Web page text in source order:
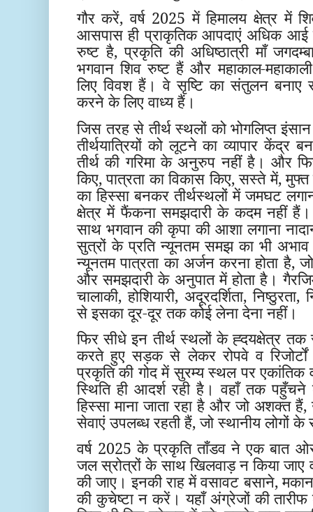
गौर करें, वर्ष 2025 में हिमालय क्षेत्र में
आसपास ही प्राकृतिक आपदाएं अधिक
रुष्ट है, प्रकृति की अधिष्ठात्री माँ
भगवान शिव रुष्ट हैं और महाकाल-
लिए विवश हैं। वे सृष्टि का संतुलन
करने के लिए वाध्य हैं।
जिस तरह से तीर्थ स्थलों को भोगलिप्त
तीर्थयात्रियों को लूटने का व्यापार केंद्र
तीर्थ की गरिमा के अनुरुप नहीं है। और
किए, पात्रता का विकास किए, सस्ते में,
का हिस्सा बनकर तीर्थस्थलों में जमघट
क्षेत्र में फैंकना समझदारी के कदम नहीं हैं।
साथ भगवान की कृपा की आशा लगाना
सुत्रों के प्रति न्यूनतम समझ का भी अभाव
न्यूनतम पात्रता का अर्जन करना होता है,
और समझदारी के अनुपात में होता है।
चालाकी, होशियारी, अदूरदर्शिता,
से इसका दूर-दूर तक कोई लेना देना नहीं।
फिर सीधे इन तीर्थ स्थलों के ह्दयक्षेत्र
करते हुए सड़क से लेकर रोपवे व रिजोर्टों
प्रकृति की गोद में सुरम्य स्थल पर एकांतिक
स्थिति ही आदर्श रही है। वहाँ तक
हिस्सा माना जाता रहा है और जो अशक्त
सेवाएं उपलब्ध रहती हैं, जो स्थानीय लोगों के
वर्ष 2025 के प्रकृति ताँडव ने एक बात
जल स्रोत्रों के साथ खिलवाड़ न किया
की जाए। इनकी राह में वसावट बसाने,
की कुचेष्टा न करें। यहाँ अंग्रेजों की